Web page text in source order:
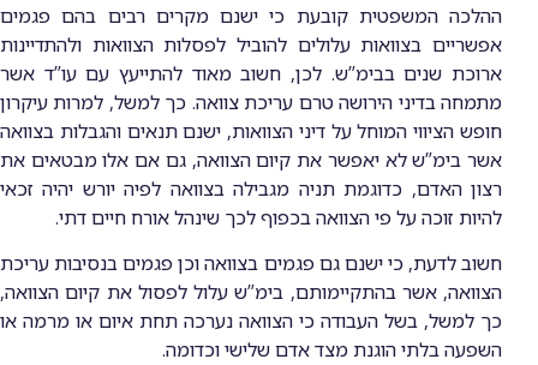
ההלכה המשפטית קובעת כי ישנם מקרים רבים בהם פגמים
אפשריים בצוואות עלולים להוביל לפסלות הצוואות ולהתדיינות
ארוכת שנים בבימ”ש. לכן, חשוב מאוד להתייעץ עם עו”ד אשר
מתמחה בדיני הירושה טרם עריכת צוואה. כך למשל, למרות עיקרון
חופש הציווי המוחל על דיני הצוואות, ישנם תנאים והגבלות בצוואה
אשר בימ”ש לא יאפשר את קיום הצוואה, גם אם אלו מבטאים את
רצון האדם, כדוגמת תניה מגבילה בצוואה לפיה יורש יהיה זכאי
להיות זוכה על פי הצוואה בכפוף לכך שינהל אורח חיים דתי.
חשוב לדעת, כי ישנם גם פגמים בצוואה וכן פגמים בנסיבות עריכת
הצוואה, אשר בהתקיימותם, בימ”ש עלול לפסול את קיום הצוואה,
כך למשל, בשל העבודה כי הצוואה נערכה תחת איום או מרמה או
השפעה בלתי הוגנת מצד אדם שלישי וכדומה.